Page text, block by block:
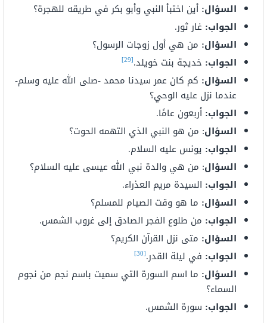
السؤال: أين اختبأ النبي وأبو بكر في طريقه للهجرة؟
الجواب: غار ثور.
السؤال: من هي أول زوجات الرسول؟
الجواب: خديجة بنت خويلد.[29]
السؤال: كم كان عمر سيدنا محمد -صلى الله عليه وسلم-
عندما نزل عليه الوحي؟
الجواب: أربعون عامًا.
السؤال: من هو النبي الذي التهمه الحوت؟
الجواب: يونس عليه السلام.
السؤال: من هي والدة نبي الله عيسى عليه السلام؟
الجواب: السيدة مريم العذراء.
السؤال: ما هو وقت الصيام للمسلم؟
الجواب: من طلوع الفجر الصادق إلى غروب الشمس.
السؤال: متى نزل القرآن الكريم؟
الجواب: في ليلة القدر.[30]
السؤال: ما اسم السورة التي سميت باسم نجم من نجوم
السماء؟
الجواب: سورة الشمس.